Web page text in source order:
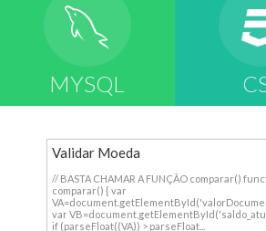
MYSQL
Validar Moeda
// BASTA CHAMAR A FUNÇÃO comparar()
comparar() { var
var
if (parseFloat((VA)) > parseFloat...